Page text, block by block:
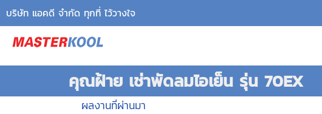
บริษัท แอคดี จำกัด ทุกที่ ไว้วางใจ
คุณฝ้าย เช่าพัดลมไอเย็น รุ่น 70EX
ผลงานที่ผ่านมา